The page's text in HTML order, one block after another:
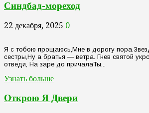
Синдбад-мореход
22 декабря, 2025 0
Я с тобою прощаюсь,Мне в дорогу
сестры,Ну а братья — ветра. Гнев святой
отведи, На заре до причалаТы...
Узнать больше
Открою Я Двери